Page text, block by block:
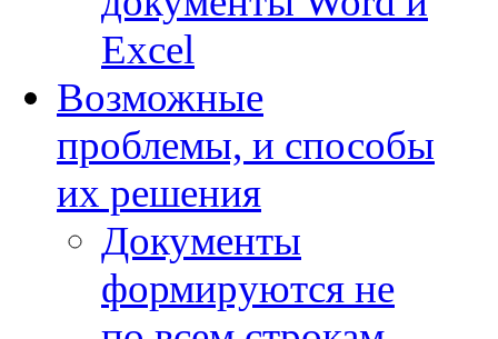
Excel
Возможные
проблемы, и способы
их решения
Документы
формируются не